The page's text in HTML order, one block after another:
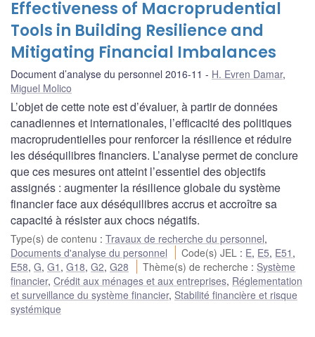
Effectiveness of Macroprudential
Tools in Building Resilience and
Mitigating Financial Imbalances
Document d’analyse du personnel 2016-11 H. Evren Damar,
Miguel Molico
L’objet de cette note est d’évaluer, à partir de données
canadiennes et internationales, l’efficacité des politiques
macroprudentielles pour renforcer la résilience et réduire
les déséquilibres financiers. L’analyse permet de conclure
que ces mesures ont atteint l’essentiel des objectifs
assignés : augmenter la résilience globale du système
financier face aux déséquilibres accrus et accroître sa
capacité à résister aux chocs négatifs.
Type(s) de contenu : Travaux de recherche du personnel,
Documents d'analyse du personnel
Code(s) JEL : E, E5, E51 ,
E58, G, G1 , G18, G2, G28 Thème(s) de recherche : Système
financier, Crédit aux ménages et aux entreprises, Réglementation
et surveillance du système financier, Stabilité financière et risque
systémique